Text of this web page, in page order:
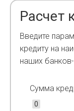
Расчет
Введите
кредиту на
наших
Сумма
0